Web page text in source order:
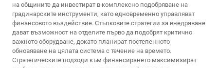
на общините да инвестират в комплексно подобряване на
градинарските инструменти, като едновременно управляват
финансовото въздействие. Стъпковите стратегии за внедряване
дават възможност на отделите първо да подобрят критично
важното оборудване, докато планират постепенното
обновяване на цялата система с течение на времето.
Стратегическите подходи към финансирането максимизират